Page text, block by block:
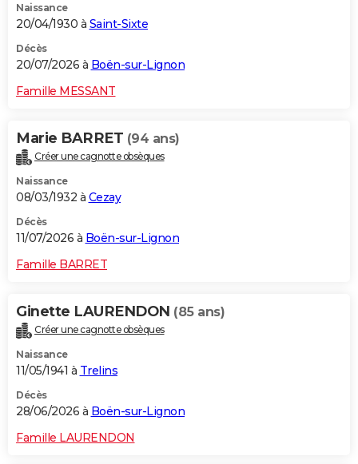
COPAINS D'AVANT
S'inscrire
Se connecter
Lycées
Collèges
Primaires
Universités
Entreprises
Service militaire
Avis de recherche
AVIS DE DÉCÈS
Naissance
20/04/1930 à Saint-Sixte
Décès
20/07/2026 à Boën-sur-Lignon
Famille MESSANT
Marie BARRET (94 ans)
Créer une cagnotte obsèques
Naissance
08/03/1932 à Cezay
Décès
11/07/2026 à Boën-sur-Lignon
Famille BARRET
Ginette LAURENDON (85 ans)
Créer une cagnotte obsèques
Naissance
11/05/1941 à Trelins
Décès
28/06/2026 à Boën-sur-Lignon
Famille LAURENDON